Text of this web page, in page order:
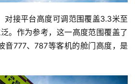
对接平台高度可调范围覆盖3.3米至
。作为参考，这一高度范围覆盖了
音777、787等客机的舱门高度，是